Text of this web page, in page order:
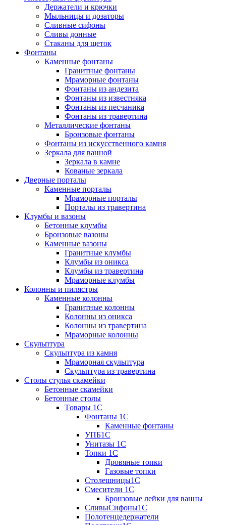
Держатели и крючки
Мыльницы и дозаторы
Сливные сифоны
Сливы донные
Стаканы для щеток
Фонтаны
Каменные фонтаны
Гранитные фонтаны
Мраморные фонтаны
Фонтаны из андезита
Фонтаны из известняка
Фонтаны из песчаника
Фонтаны из травертина
Металлические фонтаны
Бронзовые фонтаны
Фонтаны из искусственного камня
Зеркала для ванной
Зеркала в камне
Кованые зеркала
Дверные порталы
Каменные порталы
Мраморные порталы
Порталы из травертина
Клумбы и вазоны
Бетонные клумбы
Бронзовые вазоны
Каменные вазоны
Гранитные клумбы
Клумбы из оникса
Клумбы из травертина
Мраморные клумбы
Колонны и пилястры
Каменные колонны
Гранитные колонны
Колонны из оникса
Колонны из травертина
Мраморные колонны
Скульптура
Скульптура из камня
Мраморная скульптура
Скульптура из травертина
Столы стулья скамейки
Бетонные скамейки
Бетонные столы
Tовары 1C
Фонтаны 1C
Каменные фонтаны
УПБ1С
Унитазы 1С
Топки 1С
Дровяные топки
Газовые топки
Столешницы1С
Смесители 1С
Бронзовые лейки для ванны
СливыСифоны1С
Полотенцедержатели